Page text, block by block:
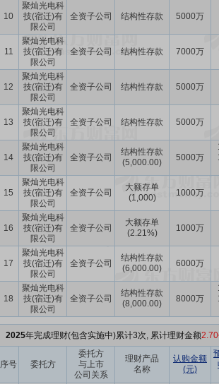
10
聚灿光电科
技(宿迁)有
限公司
全资子公司 结构性存款 5000万
11
聚灿光电科
技(宿迁)有
限公司
全资子公司 结构性存款 7000万
12
聚灿光电科
技(宿迁)有
限公司
全资子公司 结构性存款 5000万
13
聚灿光电科
技(宿迁)有
限公司
全资子公司 结构性存款 5000万
14
聚灿光电科
技(宿迁)有
限公司
全资子公司
结构性存款
(5,000.00)
5000万
15
聚灿光电科
技(宿迁)有
限公司
全资子公司
大额存单
(1,000)
1000万
16
聚灿光电科
技(宿迁)有
限公司
全资子公司
大额存单
(2.21%)
1000万
17
聚灿光电科
技(宿迁)有
限公司
全资子公司
结构性存款
(6,000.00)
6000万
18
聚灿光电科
技(宿迁)有
限公司
全资子公司
结构性存款
(8,000.00)
8000万
2025年完成理财(包含实施中)累计3次, 累计理财金额
序号 委托方
委托方
与上市
公司关系
理财产品
名称
认购金额
(元)